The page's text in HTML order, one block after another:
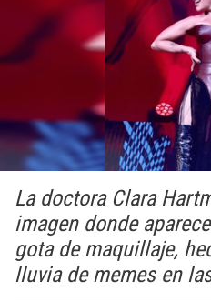
La doctora Clara
imagen donde
gota de maquillaje,
lluvia de memes en